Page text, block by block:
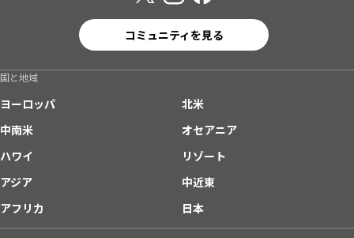
コミュニティを見る
国と地域
ヨーロッパ
北米
中南米
オセアニア
ハワイ
リゾート
アジア
中近東
アフリカ
日本